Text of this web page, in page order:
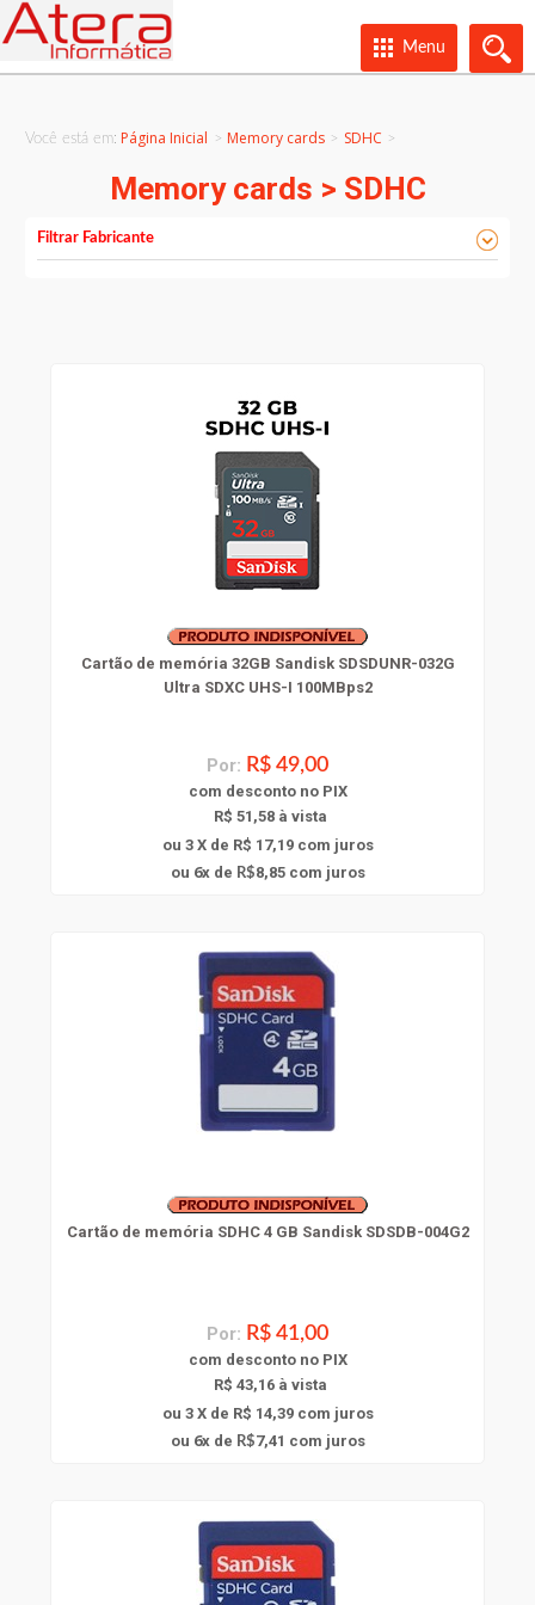
Menu
Você está em: Página Inicial Memory cards > SDHC >
Memory cards > SDHC
Filtrar Fabricante
Cartão de memória 32GB Sandisk SDSDUNR-032G
Ultra SDXC UHS-I 100MBps2
Por: R$ 49,00
com desconto no PIX
R$ 51,58 à vista
ou 3 X de R$ 17,19com juros
ou 6x de R$8,85com juros
Cartão de memória SDHC 4 GB Sandisk SDSDB-004G2
Por: R$ 41,00
com desconto no PIX
R$ 43,16 à vista
ou 3 X de R$ 14,39com juros
ou 6x de R$7,41 com juros